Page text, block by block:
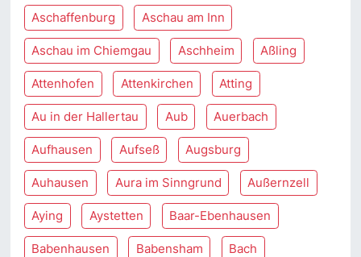
Aschaffenburg Aschau am Inn
Aschau im Chiemgau Aschheim Aßling
Attenhofen Attenkirchen Atting
Au in der Hallertau Aub Auerbach
Aufhausen Aufseß Augsburg
Auhausen Aura im Sinngrund Außernzell
Aying Aystetten Baar-Ebenhausen
Babenhausen Babensham Bach